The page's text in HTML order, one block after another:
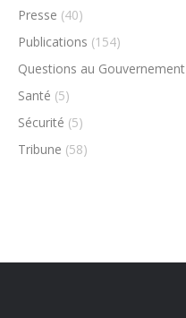
Presse (40)
Publications (154)
Questions au Gouvernement
Santé (5)
Sécurité (5)
Tribune (58)